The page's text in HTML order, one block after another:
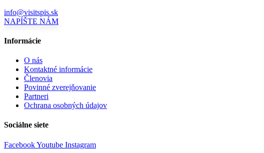
info@visitspis.sk
NAPÍŠTE NÁM
Informácie
O nás
Kontaktné informácie
Členovia
Povinné zverejňovanie
Partneri
Ochrana osobných údajov
Sociálne siete
FacebookYoutube Instagram